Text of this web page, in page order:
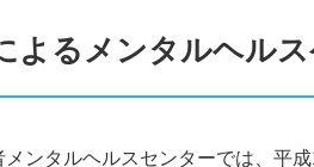
よるメンタルヘル
ンタルヘルスセンターでは、平